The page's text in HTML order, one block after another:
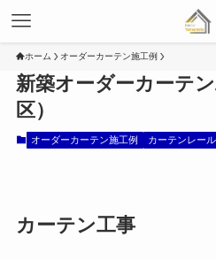
ホーム オーダーカーテン施工例
新築オーダーカーテ
区）
オーダーカーテン施工例 カーテンレー
カーテン工事